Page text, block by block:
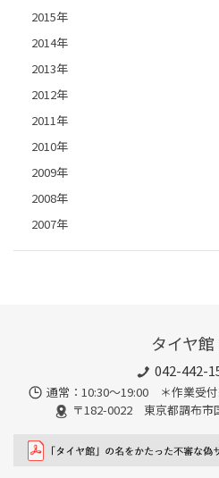
2015年
2014年
2013年
2012年
2011年
2010年
2009年
2008年
2007年
タイヤ館
042-442-
通常：10:30～19:00 ＊作業受付
〒182-0022 東京都調布市